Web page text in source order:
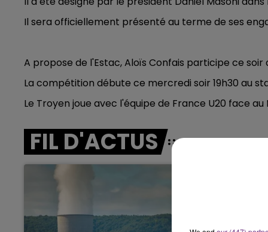
5h00 - 6h00
LE BEST OF DE LA FAMILLE
CHAMPAGNE FM
Il sera officiellement présenté au terme de ses
A propose de l'Estac, Aloïs Confais participe ce
La compétition débute ce mercredi soir 19h30 au
Le Troyen joue avec l'équipe de France U20 face au
FIL D'ACTUS